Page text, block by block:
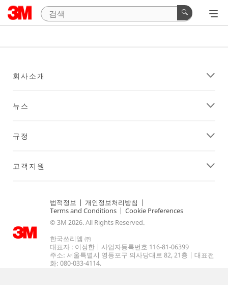
회사소개
뉴스
규정
고객지원
법적정보 | 개인정보처리방침 |
Terms and Conditions | Cookie Preferences
© 3M 2026. All Rights Reserved.
한국쓰리엠 ㈜
대표자 : 이정한 | 사업자등록번호 116-81-06399
주소: 서울특별시 영등포구 의사당대로 82, 21층 | 대표전
화: 080-033-4114.